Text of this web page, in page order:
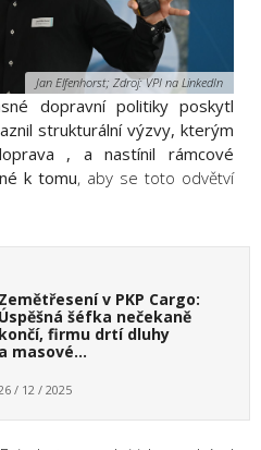
Jan Elfenhorst; Zdroj: VPI na LinkedIn
dopravní politiky poskytl
strukturální výzvy, kterým
, a nastínil rámcové
k tomu, aby se toto odvětví
Zemětřesení v PKP Cargo:
Úspěšná šéfka nečekaně
končí, firmu drtí dluhy
a masové…
/ 12 / 2025